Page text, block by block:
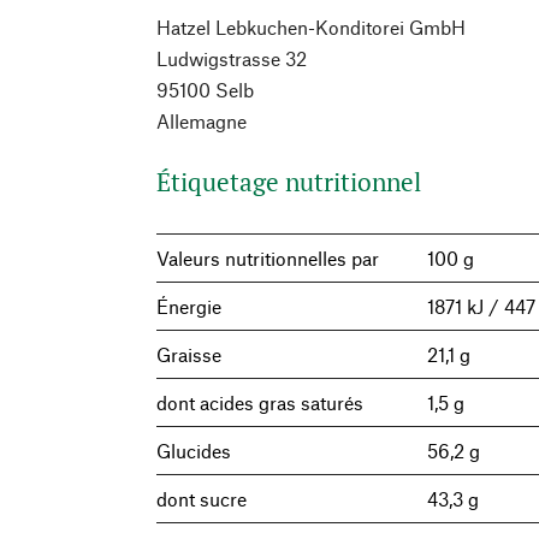
Hatzel Lebkuchen-Konditorei GmbH
Ludwigstrasse 32
95100 Selb
Allemagne
Étiquetage nutritionnel
Valeurs nutritionnelles par 100 g
Énergie 1871 kJ /
Graisse 21,1 g
dont acides gras saturés 1,5 g
Glucides 56,2 g
dont sucre 43,3 g